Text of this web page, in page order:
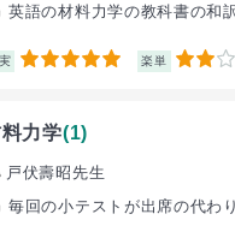
英語の材料力学の教科書の和
5 楽単 2
力学(1)
戸伏壽昭先生
毎回の小テストが出席の代わ